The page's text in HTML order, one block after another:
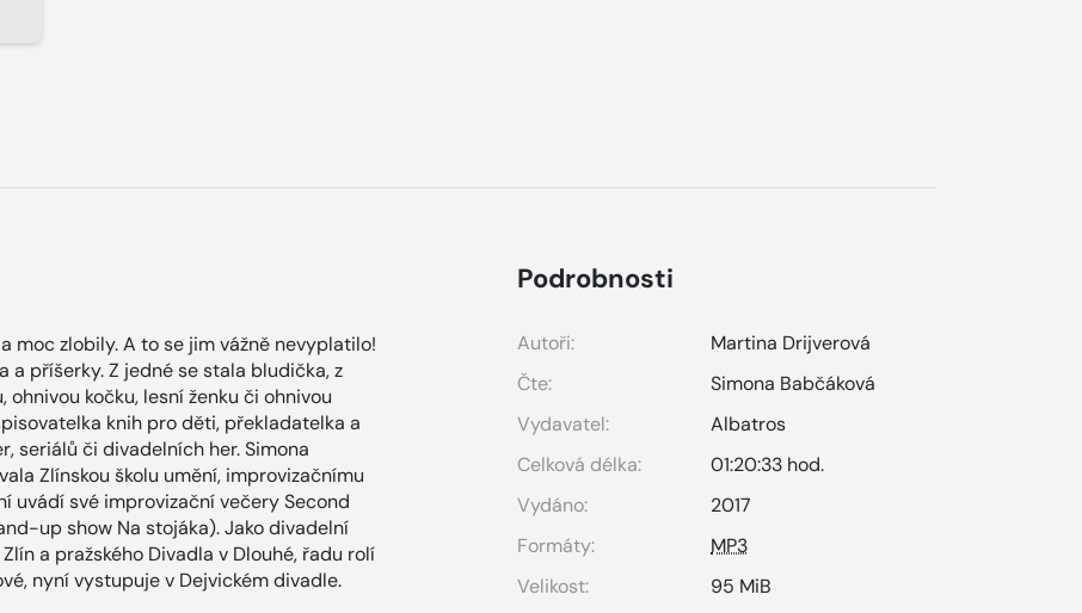
moc zlobily. A to se jim vážně nevyplatilo!
příšerky. Z jedné se stala bludička, z
kočku, lesní ženku či ohnivou
knih pro děti, překladatelka a
seriálů či divadelních her. Simona
Zlínskou školu umění, improvizačnímu
uvádí své improvizační večery Second
up show Na stojáka). Jako divadelní
a pražského Divadla v Dlouhé, řadu rolí
nyní vystupuje v Dejvickém divadle.
Podrobnosti
Autoři:
Martina Drijverová
Čte:
Simona Babčáková
Vydavatel:
Albatros
Celková délka:
01:20:33 hod.
Vydáno:
2017
Formáty:
MP3
Velikost:
95 MiB